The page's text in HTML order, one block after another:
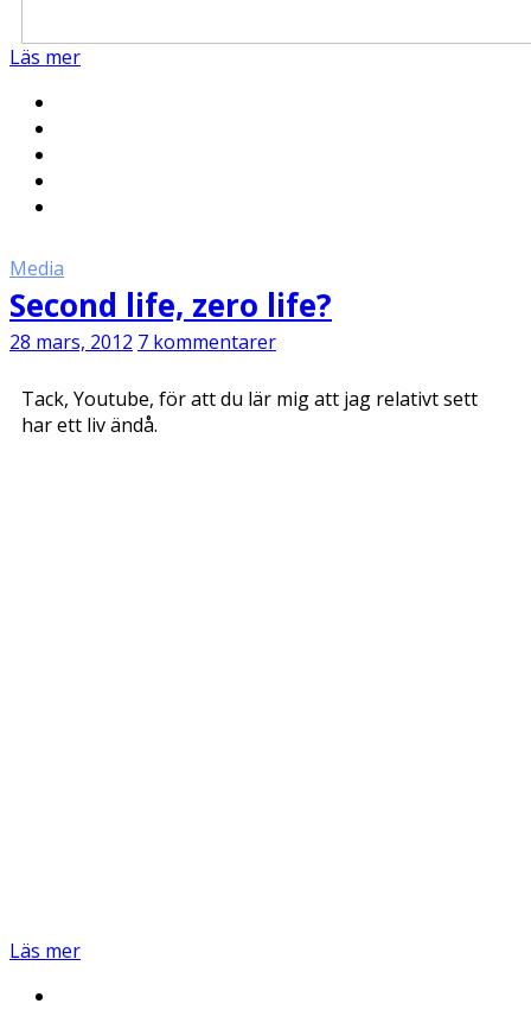
Läs mer
Media
Second life, zero life?
28 mars, 2012 7 kommentarer
Tack, Youtube, för att du lär mig att jag relativt sett
har ett liv ändå.
Läs mer